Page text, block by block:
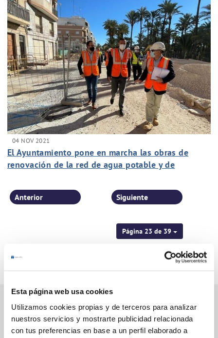
Esta página web usa cookies
Utilizamos cookies propias y de terceros para analizar
nuestros servicios y mostrarte publicidad relacionada
con tus preferencias en base a un perfil elaborado a
04 NOV 2021
El Ayuntamiento pone en marcha las obras de
renovación de la red de agua potable y de
Página 23 de 39
Anterior Siguiente
Gestiones Online